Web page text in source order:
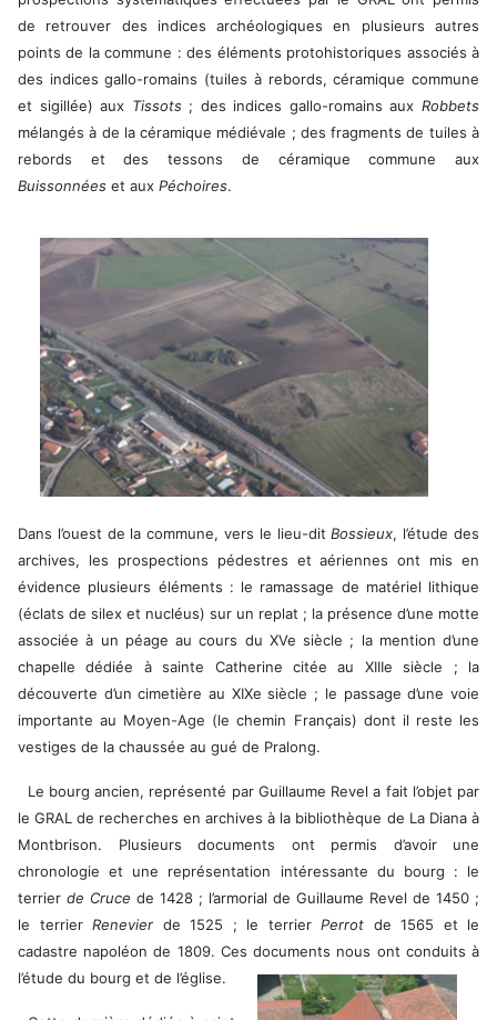
de retrouver des indices archéologiques en plusieurs autres
points de la commune : des éléments protohistoriques associés à
des indices gallo-romains (tuiles à rebords, céramique commune
et sigillée) aux Tissots; des indices gallo-romains auxRobbets
mélangés à de la céramique médiévale ; des fragments de tuiles à
rebords et des tessons de céramique commune aux
Buissonnées et aux Péchoires.
Dans l’ouest de la commune, vers le lieu-ditBossieux, l’étude des
archives, les prospections pédestres et aériennes ont mis en
évidence plusieurs éléments : le ramassage de matériel lithique
(éclats de silex et nucléus) sur un replat ; la présence d’une motte
associée à un péage au cours du XVe siècle ; la mention d’une
chapelle dédiée à sainte Catherine citée au XIIIe siècle ; la
découverte d’un cimetière au XIXe siècle ; le passage d’une voie
importante au Moyen-Age (le chemin Français) dont il reste les
vestiges de la chaussée au gué de Pralong.
Le bourg ancien, représenté par Guillaume Revel a fait l’objet par
le GRAL de recherches en archives à la bibliothèque de La Diana à
Montbrison. Plusieurs documents ont permis d’avoir une
chronologie et une représentation intéressante du bourg : le
terrier de Cruce de 1428 ; l’armorial de Guillaume Revel de 1450 ;
le terrier Renevier de 1525 ; le terrier Perrot de 1565 et le
cadastre napoléon de 1809. Ces documents nous ont conduits à
l’étude du bourg et de l’église.